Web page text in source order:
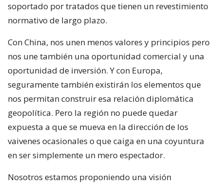
soportado por tratados que tienen un revestimiento
normativo de largo plazo.
Con China, nos unen menos valores y principios pero
nos une también una oportunidad comercial y una
oportunidad de inversión. Y con Europa,
seguramente también existirán los elementos que
nos permitan construir esa relación diplomática
geopolítica. Pero la región no puede quedar
expuesta a que se mueva en la dirección de los
vaivenes ocasionales o que caiga en una coyuntura
en ser simplemente un mero espectador.
Nosotros estamos proponiendo una visión